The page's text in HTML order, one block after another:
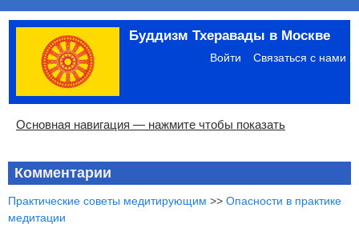
Перейти
основному
содержанию
Буддизм Тхеравады в Москве
Меню
учётной
записи
пользователя
Войти Связаться с нами
Основная
Основная навигация — нажмите чтобы показать
Главная
Община
Палийский канон
Язык пали
Материалы по темам
Современная литература
Блоги
Ссылки
Поиск
Комментарии
Практические советы медитирующим >> Опасности в практике
медитации